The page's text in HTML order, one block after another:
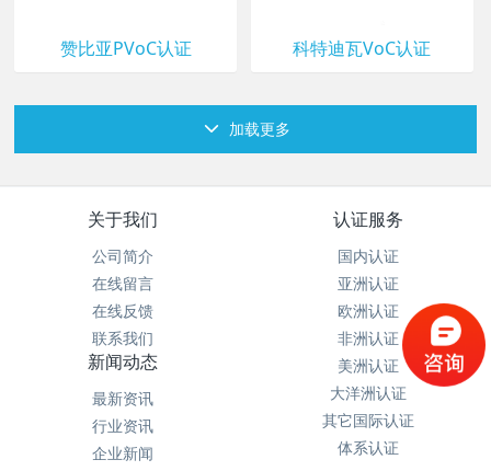
赞比亚PVoC认证 科特迪瓦VoC认证
加载更多
关于我们
公司简介
在线留言
在线反馈
联系我们
认证服务
国内认证
亚洲认证
欧洲认证
非洲认证
美洲认证
大洋洲认证
其它国际认证
体系认证
新闻动态
最新资讯
行业资讯
企业新闻